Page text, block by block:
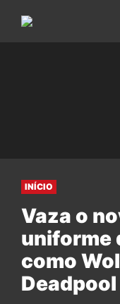
INÍCIO
Vaza o
uniforme
como
Deadpool